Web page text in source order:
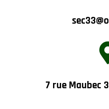
7 rue Maubec